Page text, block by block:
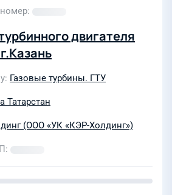
двигателя
Газовые турбины. ГТУ
Татарстан
(ООО «УК «КЭР-Холдинг»)